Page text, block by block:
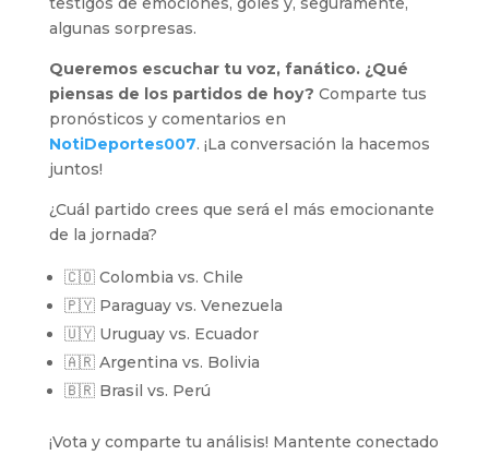
algunas sorpresas.
Queremos escuchar tu voz, fanático. ¿Qué
piensas de los partidos de hoy? Comparte tus
pronósticos y comentarios en
NotiDeportes007. ¡La conversación la hacemos
juntos!
¿Cuál partido crees que será el más emocionante
de la jornada?
🇨🇴 Colombia vs. Chile
🇵🇾 Paraguay vs. Venezuela
🇺🇾 Uruguay vs. Ecuador
🇦🇷 Argentina vs. Bolivia
🇧🇷 Brasil vs. Perú
¡Vota y comparte tu análisis! Mantente conectado